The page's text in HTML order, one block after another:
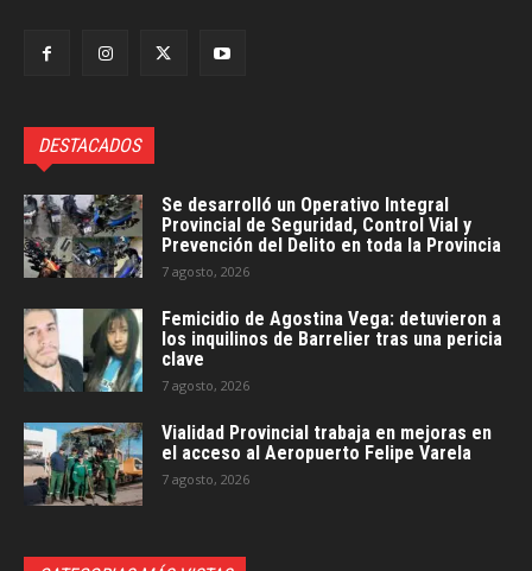
DESTACADOS
Se desarrolló un Operativo Integral
Provincial de Seguridad, Control Vial y
Prevención del Delito en toda la Provincia
7 agosto, 2026
Femicidio de Agostina Vega: detuvieron a
los inquilinos de Barrelier tras una pericia
clave
7 agosto, 2026
Vialidad Provincial trabaja en mejoras en
el acceso al Aeropuerto Felipe Varela
7 agosto, 2026